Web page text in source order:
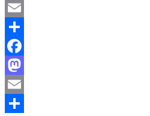
Mastodon
Email
Compartir
Facebook
Mastodon
Email